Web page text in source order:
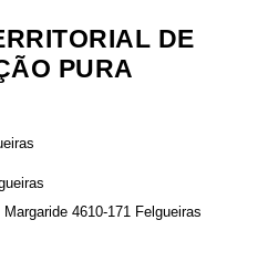
DE
PURA
4610-171 Felgueiras